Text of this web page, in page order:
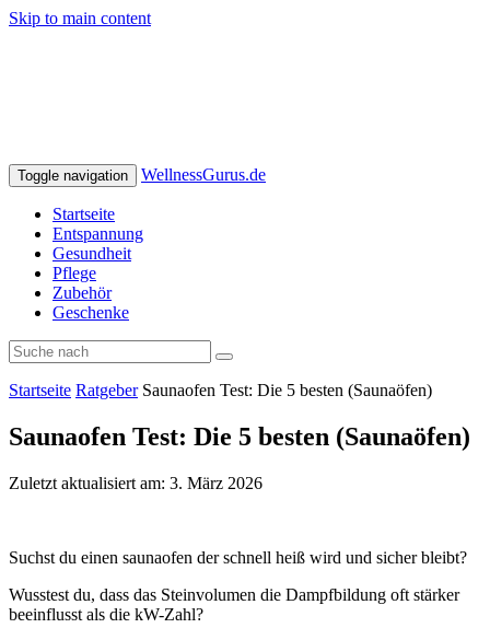
Skip to main content
Toggle navigation WellnessGurus.de
Startseite
Entspannung
Gesundheit
Pflege
Zubehör
Geschenke
Startseite Ratgeber Saunaofen Test: Die 5 besten (Saunaöfen)
Saunaofen Test: Die 5 besten (Saunaöfen)
Zuletzt aktualisiert am: 3. März 2026
Suchst du einen saunaofen der schnell heiß wird und sicher bleibt?
Wusstest du, dass das Steinvolumen die Dampfbildung oft stärker
beeinflusst als die kW-Zahl?